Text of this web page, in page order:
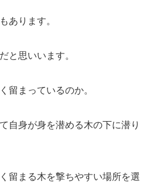
あります。
と思いいます。
留まっているのか。
自身が身を潜める木の下に潜り
留まる木を撃ちやすい場所を選